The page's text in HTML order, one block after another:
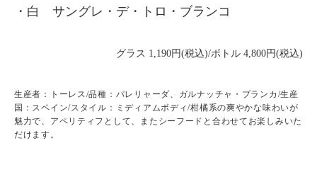
・白 サングレ・デ・トロ・ブランコ
グラス 1,190円(税込)/ボトル 4,800円(税込)
生産者：トーレス/品種：パレリャーダ、ガルナッチャ・ブランカ/生産
国：スペイン/スタイル：ミディアムボディ/柑橘系の爽やかな味わいが
魅力で、アペリティフとして、またシーフードと合わせてお楽しみいた
だけます。